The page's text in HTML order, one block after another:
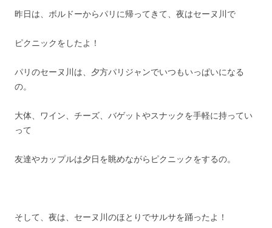
昨日は、ボルドーからパリに帰ってきて、夜はセーヌ川で
ピクニックをしたよ！
パリのセーヌ川は、夕方パリジャンでいつもいっぱいになる
の。
大体、ワイン、チーズ、バゲットやスナックを手軽に持ってい
って
友達やカップルは夕日を眺めながらピクニックをするの。
そして、夜は、セーヌ川のほとりでサルサを踊ったよ！